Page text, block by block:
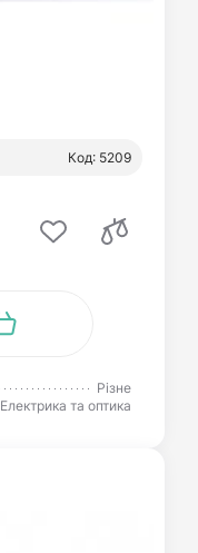
Код: 5209
Різне
Електрика та оптика